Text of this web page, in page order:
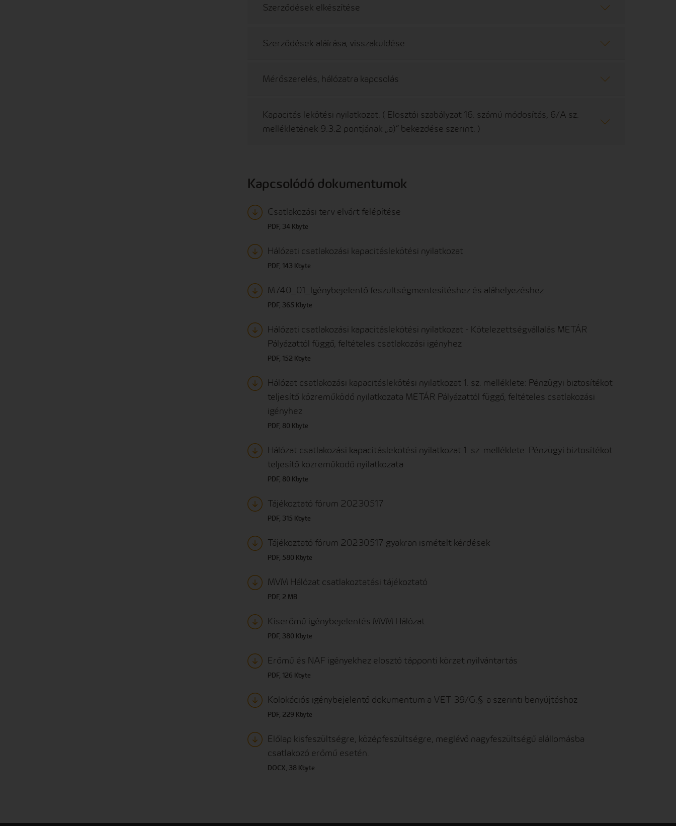
Szerződések elkészítése
Szerződések aláírása, visszaküldése
Mérőszerelés, hálózatra kapcsolás
Kapacitás lekötési nyilatkozat. ( Elosztói szabályzat 16. számú módosítás, 6/A sz.
mellékletének 9.3.2 pontjának „a)” bekezdése szerint. )
Kapcsolódó dokumentumok
Csatlakozási terv elvárt felépítése
PDF, 34 Kbyte
Hálózati csatlakozási kapacitáslekötési nyilatkozat
PDF, 143 Kbyte
M740_01_Igénybejelentő feszültségmentesítéshez és aláhelyezéshez
PDF, 365 Kbyte
Hálózati csatlakozási kapacitáslekötési nyilatkozat - Kötelezettségvállalás METÁR
Pályázattól függő, feltételes csatlakozási igényhez
PDF, 152 Kbyte
Hálózat csatlakozási kapacitáslekötési nyilatkozat 1. sz. melléklete: Pénzügyi biztosítékot
teljesítő közreműködő nyilatkozata METÁR Pályázattól függő, feltételes csatlakozási
igényhez
PDF, 80 Kbyte
Hálózat csatlakozási kapacitáslekötési nyilatkozat 1. sz. melléklete: Pénzügyi biztosítékot
teljesítő közreműködő nyilatkozata
PDF, 80 Kbyte
Tájékoztató fórum 20230517
PDF, 315 Kbyte
Tájékoztató fórum 20230517 gyakran ismételt kérdések
PDF, 580 Kbyte
MVM Hálózat csatlakoztatási tájékoztató
PDF, 2 MB
Kiserőmű igénybejelentés MVM Hálózat
PDF, 380 Kbyte
Erőmű és NAF igényekhez elosztó tápponti körzet nyilvántartás
PDF, 126 Kbyte
Kolokációs igénybejelentő dokumentum a VET 39/G.§-a szerinti benyújtáshoz
PDF, 229 Kbyte
Előlap kisfeszültségre, középfeszültségre, meglévő nagyfeszültségű alállomásba
csatlakozó erőmű esetén.
DOCX, 38 Kbyte